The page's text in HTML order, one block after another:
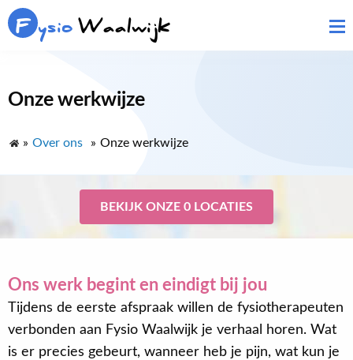
F ysioWaalwijk
Onze werkwijze
» Over ons » Onze werkwijze
BEKIJK ONZE 0 LOCATIES
Ons werk begint en eindigt bij jou
Tijdens de eerste afspraak willen de fysiotherapeuten
verbonden aan Fysio Waalwijk je verhaal horen. Wat
is er precies gebeurt, wanneer heb je pijn, wat kun je